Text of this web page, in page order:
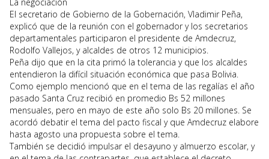
El secretario de Gobierno de la Gobernación, Vladimir Peña,
explicó que de la reunión con el gobernador y los secretarios
departamentales participaron el presidente de Amdecruz,
Rodolfo Vallejos, y alcaldes de otros 12 municipios.
Peña dijo que en la cita primó la tolerancia y que los alcaldes
entendieron la difícil situación económica que pasa Bolivia.
Como ejemplo mencionó que en el tema de las regalías el año
pasado Santa Cruz recibió en promedio Bs 52 millones
mensuales, pero en mayo de este año solo Bs 20 millones. Se
acordó debatir el tema del pacto fiscal y que Amdecruz elabore
hasta agosto una propuesta sobre el tema.
También se decidió impulsar el desayuno y almuerzo escolar, y